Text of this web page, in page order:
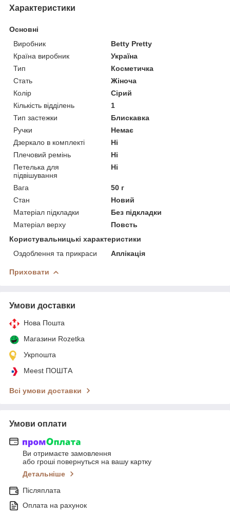
Характеристики
Основні
Виробник
Betty Pretty
Країна виробник
Україна
Тип
Косметичка
Стать
Жіноча
Колір
Сірий
Кількість відділень
1
Тип застежки
Блискавка
Ручки
Немає
Дзеркало в комплекті
Ні
Плечовий ремінь
Ні
Петелька для
підвішування
Ні
Вага
50 г
Стан
Новий
Матеріал підкладки
Без підкладки
Матеріал верху
Повсть
Користувальницькі характеристики
Оздоблення та прикраси
Аплікація
Приховати
Умови доставки
Нова Пошта
Магазини Rozetka
Укрпошта
Meest ПОШТА
Всі умови доставки
Умови оплати
Ви отримаєте замовлення
або гроші повернуться на вашу картку
Детальніше
Післяплата
Оплата на рахунок